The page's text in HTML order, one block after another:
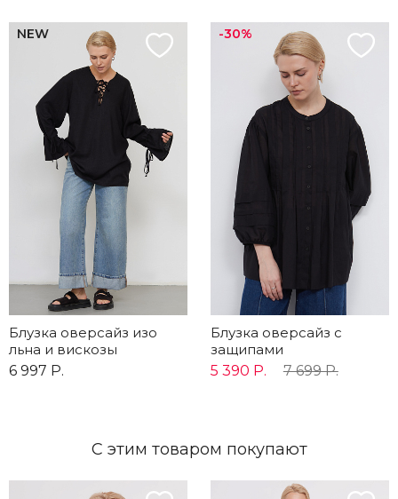
NEW
Блузка оверсайз изо
льна и вискозы
6 997 Р.
-30%
Блузка оверсайз с
защипами
5 390 Р.
7 699 Р.
С этим товаром покупают